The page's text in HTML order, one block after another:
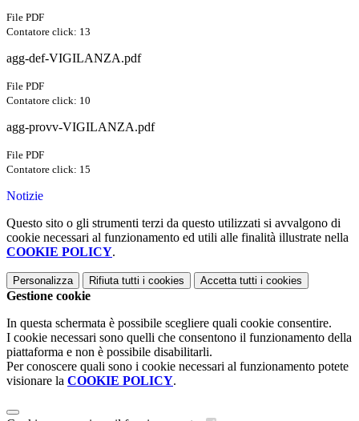
File PDF
Contatore click: 13
agg-def-VIGILANZA.pdf
File PDF
Contatore click: 10
agg-provv-VIGILANZA.pdf
File PDF
Contatore click: 15
Notizie
Questo sito o gli strumenti terzi da questo utilizzati si avvalgono di
cookie necessari al funzionamento ed utili alle finalità illustrate nella
COOKIE POLICY.
Personalizza Rifiuta tutti i cookies Accetta tutti i cookies
Gestione cookie
In questa schermata è possibile scegliere quali cookie consentire.
I cookie necessari sono quelli che consentono il funzionamento della
piattaforma e non è possibile disabilitarli.
Per conoscere quali sono i cookie necessari al funzionamento potete
visionare la COOKIE POLICY.